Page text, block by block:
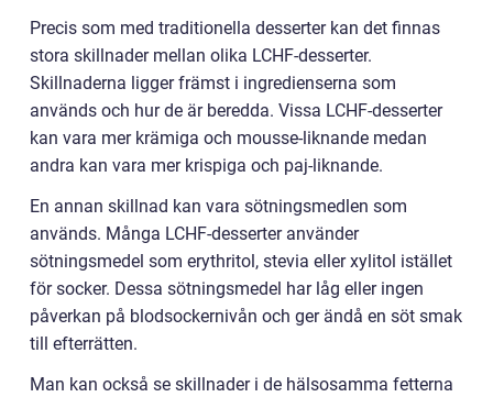
Precis som med traditionella desserter kan det finnas
stora skillnader mellan olika LCHF-desserter.
Skillnaderna ligger främst i ingredienserna som
används och hur de är beredda. Vissa LCHF-desserter
kan vara mer krämiga och mousse-liknande medan
andra kan vara mer krispiga och paj-liknande.
En annan skillnad kan vara sötningsmedlen som
används. Många LCHF-desserter använder
sötningsmedel som erythritol, stevia eller xylitol istället
för socker. Dessa sötningsmedel har låg eller ingen
påverkan på blodsockernivån och ger ändå en söt smak
till efterrätten.
Man kan också se skillnader i de hälsosamma fetterna